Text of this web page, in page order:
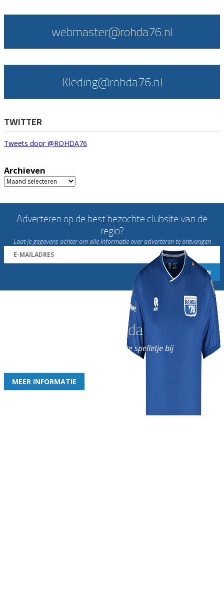
webmaster@rohda76.nl
Kleding@rohda76.nl
TWITTER
Tweets door @ROHDA76
Archieven
Archieven
Adverteren op de best bezochte clubsite van de
regio?
Laat je gegevens achter om alle informatie over adverteren te ontvangen
Word nu lid van Rohda
en geniet iedere week van het leukste spelletje bij
MEER INFORMATIE